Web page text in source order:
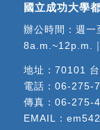
國立成功大學
辦公時間：週一
8a.m.~12p.m.
地址： 70101
電話： 06-275-
傳真：06-275-
EMAIL：